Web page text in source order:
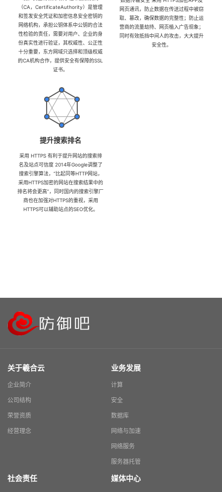
（CA，CertificateAuthority）是管理
和签发安全凭证和加密信息安全密钥的
网络机构，承担公钥体系中公钥的合法
性检验的责任，需要对用户、企业的身
份真实性进行验证，其权威性、公正性
十分重要，东方网域只选择和顶级权威
的CA机构合作，提供安全有保障的SSL
证书。
网页通讯，防止数据在传送过程中被窃
取、篡改，确保数据的完整性；防止运
营商的流量劫持、网页植入广告现象；
同时有效抵挡中间人的攻击，大大提升
安全性。
提升搜索排名
采用 HTTPS 有利于提升网站的搜索排
名及站点可信度 2014年Google调整了
搜索引擎算法，“比起同等HTTP网站，
采用HTTPS加密的网站在搜索结果中的
排名将会更高”，同时国内的搜索引擎厂
商也在加强对HTTPS的重视，采用
HTTPS可以辅助站点的SEO优化。
关于羲合云
企业简介
公司结构
荣誉资质
经营理念
业务发展
计算
安全
数据库
网络与加速
网络服务
服务器托管
社会责任 媒体中心